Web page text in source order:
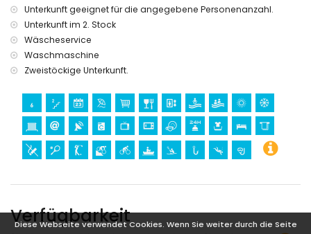
Diese Webseite verwendet Cookies. Wenn Sie weiter durch die Seite
Unterkunft geeignet für die angegebene Personenanzahl.
Unterkunft im 2. Stock
Wäscheservice
Waschmaschine
Zweistöckige Unterkunft.
Verfügbarkeit